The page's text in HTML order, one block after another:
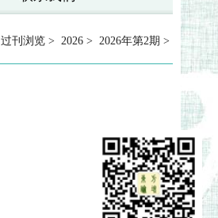
过刊浏览 > 2026 > 2026年第2期 >